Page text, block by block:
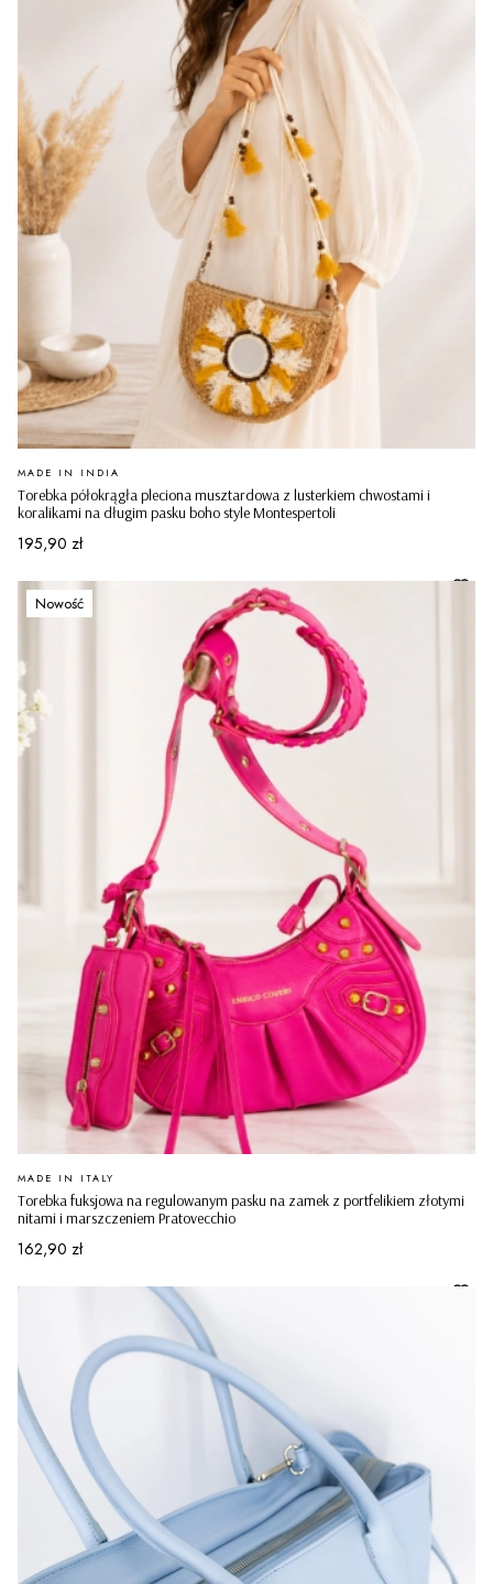
Torebka półokrągła pleciona musztardowa z lusterkiem chwostami i
koralikami na długim pasku boho style Montespertoli
PRODUCENT
MADE IN INDIA
Cena
195,90 zł
Nowość
Torebka fuksjowa na regulowanym pasku na zamek z portfelikiem złotymi
nitami i marszczeniem Pratovecchio
PRODUCENT
MADE IN ITALY
Cena
162,90 zł